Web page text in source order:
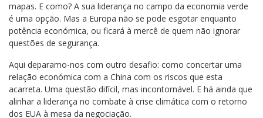
mapas. E como? A sua liderança no campo da economia verde
é uma opção. Mas a Europa não se pode esgotar enquanto
potência económica, ou ficará à mercê de quem não ignorar
questões de segurança.
Aqui deparamo-nos com outro desafio: como concertar uma
relação económica com a China com os riscos que esta
acarreta. Uma questão difícil, mas incontornável. E há ainda que
alinhar a liderança no combate à crise climática com o retorno
dos EUA à mesa da negociação.